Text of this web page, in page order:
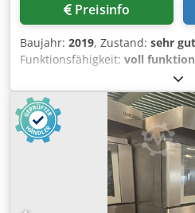
Preisinfo
Baujahr: 2019, Zustand: sehr
Funktionsfähigkeit: voll
Maschinen-/Fahrzeugnummer:
Wiesheu Combi-Ofen; - Euromat
BBBBCAAA Dcodpfx Acot R
X1625-A-BBDDA In sehr
funktioniert wie es soll. Bitte
weitere Informationen.